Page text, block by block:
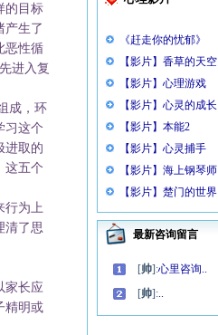
的目标
产生了
恶性循
进入复
成，环
习这个
进取的
这五个
行为上
清了思
家长应
精明或
《赶走你的忧郁》
【影片】香草的天空
【影片】心理游戏
【影片】心灵的成长
【影片】本能2
【影片】心灵捕手
【影片】海上钢琴师
【影片】楚门的世界
最新咨询留言
[帅]:心里咨询..
[帅]:..